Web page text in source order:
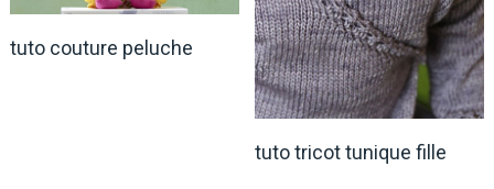
tuto couture peluche
tuto tricot tunique fille